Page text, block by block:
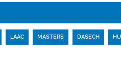
LAAC MASTERS DASECH